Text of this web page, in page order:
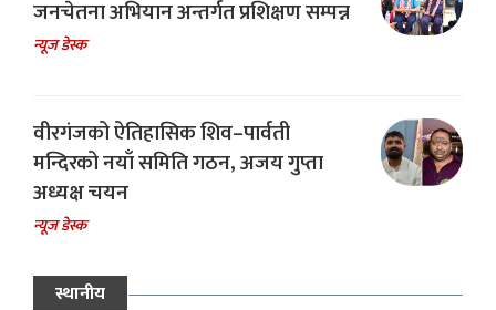
जनचेतना अभियान अन्तर्गत प्रशिक्षण सम्पन्न
न्यूज डेस्क
वीरगंजको ऐतिहासिक शिव–पार्वती
मन्दिरको नयाँ समिति गठन, अजय गुप्ता
अध्यक्ष चयन
न्यूज डेस्क
स्थानीय